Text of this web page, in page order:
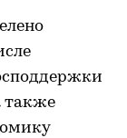
также